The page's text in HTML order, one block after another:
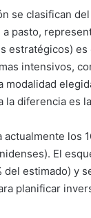
se clasifican
pasto,
estratégicos)
intensivos,
modalidad
la diferencia es
actualmente los
El
del estimado) y
planificar